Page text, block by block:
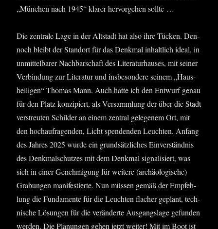
„Mün­chen nach 1945“ kla­rer her­vor­ge­hen sollte …
Die zen­tra­le Lage in der Alt­stadt hat also ihre Tücken. Den­
noch bleibt der Stand­ort für das Denk­mal inhalt­lich ide­al, in
unmit­tel­ba­rer Nach­bar­schaft des Lite­ra­tur­hau­ses, mit sei­ner
Ver­bin­dung zur Lite­ra­tur und ins­be­son­de­re sei­nem „Haus­
hei­li­gen“ Tho­mas Mann. Auch hat­te ich den Ent­wurf genau
für den Platz kon­zi­piert, als Ver­samm­lung der über die Stadt
ver­streu­ten Schil­der an einem zen­tral gele­ge­nem Ort, mit
den hoch­auf­ra­gen­den, Licht spen­den­den Leuch­ten. Anfang
des Jah­res 2025 wur­de ein grund­sätz­li­ches Ein­ver­ständ­nis
des Denk­mal­schut­zes mit dem Denk­mal signa­li­siert, was
sich in einer Geneh­mi­gung für wei­te­re (archäo­lo­gi­sche)
Gra­bun­gen mani­fes­tier­te. Nun müs­sen gemäß der Emp­feh­
lung die Fun­da­men­te für die Leuch­ten fla­cher geplant, tech­
ni­sche Lösun­gen für die ver­än­der­te Aus­gangs­la­ge gefun­den
wer­den. Die Pla­nun­gen gehen jetzt wei­ter! Mit im Boot ist